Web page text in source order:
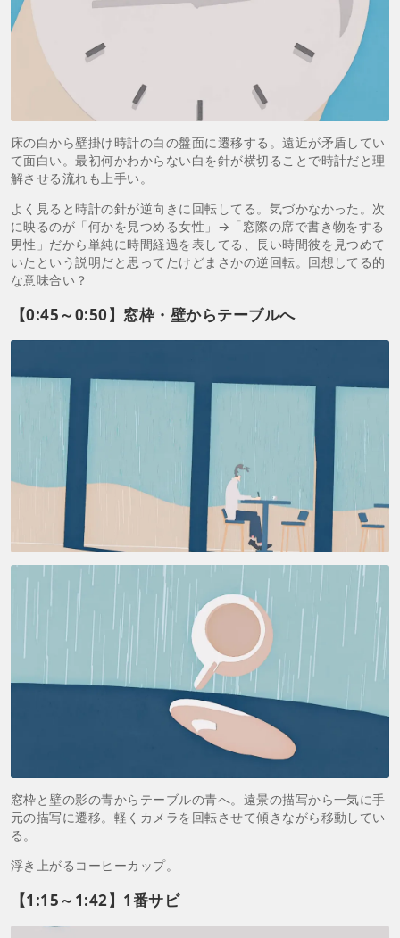
床の白から壁掛け時計の白の盤面に遷移する。遠近が矛盾してい
て面白い。最初何かわからない白を針が横切ることで時計だと理
解させる流れも上手い。
よく見ると時計の針が逆向きに回転してる。気づかなかった。次
に映るのが「何かを見つめる女性」→「窓際の席で書き物をする
男性」だから単純に時間経過を表してる、長い時間彼を見つめて
いたという説明だと思ってたけどまさかの逆回転。回想してる的
な意味合い？
【0:45～0:50】窓枠・壁からテーブルへ
窓枠と壁の影の青からテーブルの青へ。遠景の描写から一気に手
元の描写に遷移。軽くカメラを回転させて傾きながら移動してい
る。
浮き上がるコーヒーカップ。
【1:15～1:42】1番サビ